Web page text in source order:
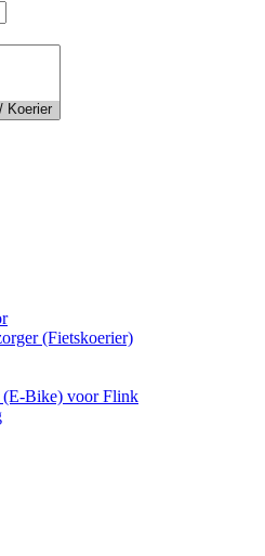
(Fietskoerier)
(E-Bike) voor Flink